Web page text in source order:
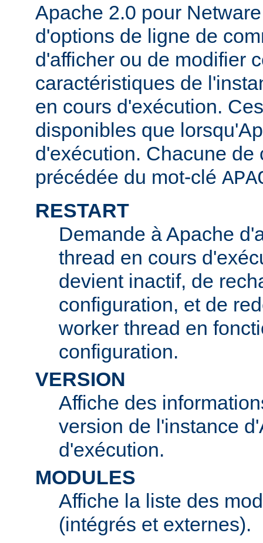
Apache 2.0 pour
d'options de ligne de
d'afficher ou de modifier
caractéristiques de
en cours d'exécution.
disponibles que
d'exécution. Chacune de
précédée du mot-clé
RESTART
Demande à Apache
thread en cours
devient inactif, de
configuration, et de
worker thread en
configuration.
VERSION
Affiche des
version de l'instance
d'exécution.
MODULES
Affiche la liste des
(intégrés et externes).